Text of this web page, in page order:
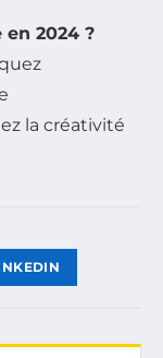
2024 ?
la créativité